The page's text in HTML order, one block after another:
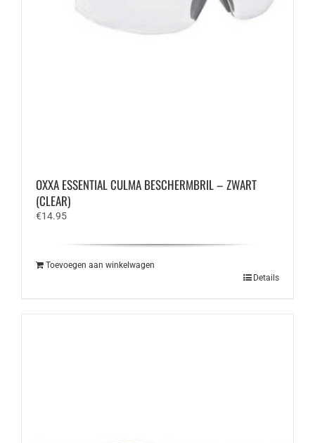
OXXA ESSENTIAL CULMA BESCHERMBRIL – ZWART
(CLEAR)
€14.95
Toevoegen aan winkelwagen
Details